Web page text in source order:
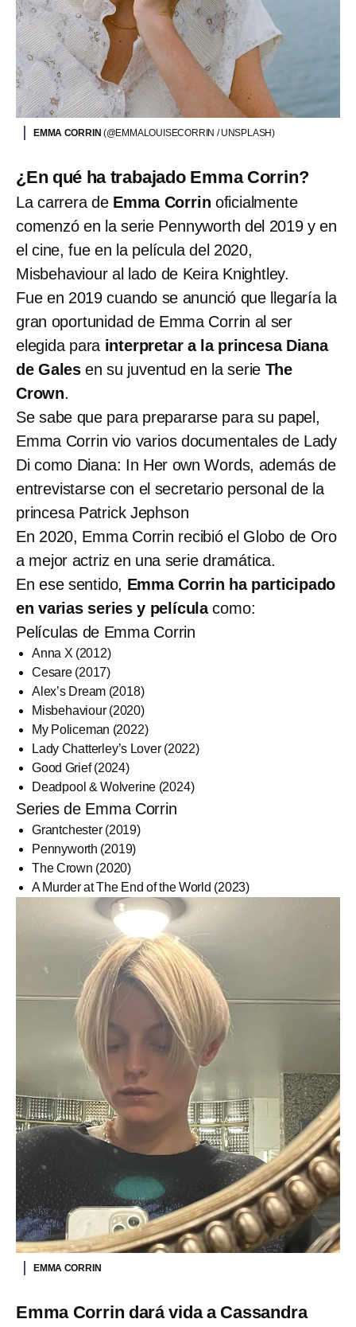
EMMA CORRIN (@EMMALOUISECORRIN / UNSPLASH)
¿En qué ha trabajado Emma Corrin?
La carrera de Emma Corrin oficialmente
comenzó en la serie Pennyworth del 2019 y en
el cine, fue en la película del 2020,
Misbehaviour al lado de Keira Knightley.
Fue en 2019 cuando se anunció que llegaría la
gran oportunidad de Emma Corrin al ser
elegida para interpretar a la princesa Diana
de Galesen su juventud en la serie The
Crown.
Se sabe que para prepararse para su papel,
Emma Corrin vio varios documentales de Lady
Di como Diana: In Her own Words, además de
entrevistarse con el secretario personal de la
princesa Patrick Jephson
En 2020, Emma Corrin recibió el Globo de Oro
a mejor actriz en una serie dramática.
En ese sentido, Emma Corrin ha participado
en varias series y películacomo:
Películas de Emma Corrin
Anna X (2012)
Cesare (2017)
Alex’s Dream (2018)
Misbehaviour (2020)
My Policeman (2022)
Lady Chatterley’s Lover (2022)
Good Grief (2024)
Deadpool & Wolverine (2024)
Series de Emma Corrin
Grantchester (2019)
Pennyworth (2019)
The Crown (2020)
A Murder at The End of the World (2023)
EMMA CORRIN
Emma Corrin dará vida a Cassandra